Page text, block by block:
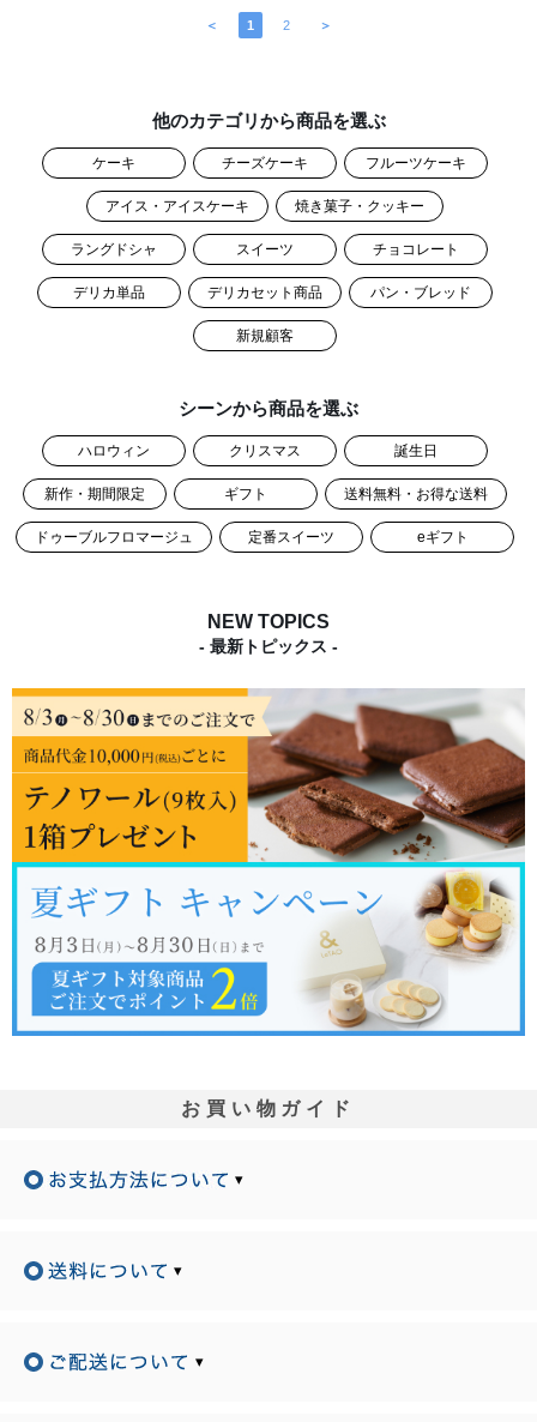
＜ 1 2 ＞
他のカテゴリから商品を選ぶ
ケーキ チーズケーキ フルーツケーキ
アイス・アイスケーキ 焼き菓子・クッキー
ラングドシャ スイーツ チョコレート
デリカ単品 デリカセット商品 パン・ブレッド
新規顧客
シーンから商品を選ぶ
ハロウィン クリスマス 誕生日
新作・期間限定 ギフト 送料無料・お得な送料
ドゥーブルフロマージュ 定番スイーツ eギフト
NEW TOPICS
- 最新トピックス -
お買い物ガイド
▾
▾
▾